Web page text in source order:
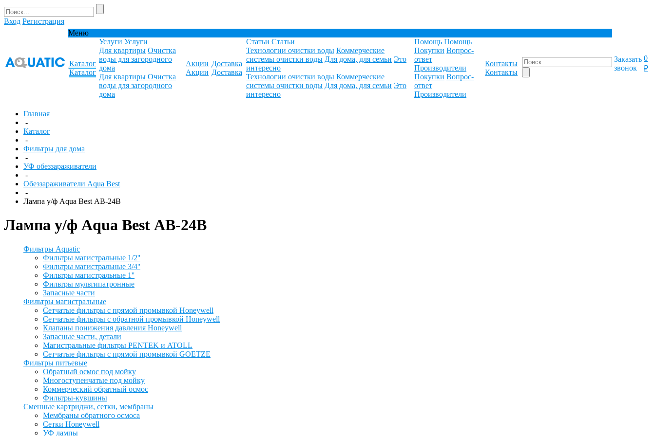
Вход Регистрация
Меню
Каталог
Каталог
Услуги Услуги
Для квартиры Очистка
воды для загородного
дома
Для квартиры Очистка
воды для загородного
дома
Акции
Акции
Доставка
Доставка
Статьи Статьи
Технологии очистки воды Коммерческие
системы очистки воды Для дома, для семьи Это
интересно
Технологии очистки воды Коммерческие
системы очистки воды Для дома, для семьи Это
интересно
Помощь Помощь
Покупки Вопрос-
ответ
Производители
Покупки Вопрос-
ответ
Производители
Контакты
Контакты
Заказать
звонок
0
₽
Главная
-
Каталог
-
Фильтры для дома
-
УФ обеззараживатели
-
Обеззараживатели Aqua Best
-
Лампа у/ф Aqua Best АВ-24B
Лампа у/ф Aqua Best АВ-24B
Фильтры Aquatic
Фильтры магистральные 1/2''
Фильтры магистральные 3/4''
Фильтры магистральные 1''
Фильтры мультипатронные
Запасные части
Фильтры магистральные
Сетчатые фильтры с прямой промывкой Honeywell
Сетчатые фильтры с обратной промывкой Honeywell
Клапаны понижения давления Honeywell
Запасные части, детали
Магистральные фильтры PENTEK и ATOLL
Сетчатые фильтры с прямой промывкой GOETZE
Фильтры питьевые
Обратный осмос под мойку
Многоступенчатые под мойку
Коммерческий обратный осмос
Фильтры-кувшины
Сменные картриджи, сетки, мембраны
Мембраны обратного осмоса
Сетки Honeywell
УФ лампы